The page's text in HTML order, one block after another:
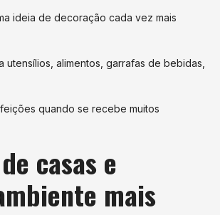
ideia de decoração cada vez mais
alimentos, garrafas de bebidas,
quando se recebe muitos
casas e
mais